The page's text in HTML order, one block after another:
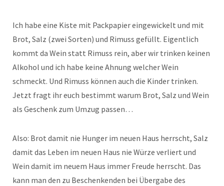
Ich habe eine Kiste mit Packpapier eingewickelt und mit
Brot, Salz (zwei Sorten) und Rimuss gefüllt. Eigentlich
kommt da Wein statt Rimuss rein, aber wir trinken keinen
Alkohol und ich habe keine Ahnung welcher Wein
schmeckt. Und Rimuss können auch die Kinder trinken.
Jetzt fragt ihr euch bestimmt warum Brot, Salz und Wein
als Geschenk zum Umzug passen…
Also: Brot damit nie Hunger im neuen Haus herrscht, Salz
damit das Leben im neuen Haus nie Würze verliert und
Wein damit im neuem Haus immer Freude herrscht. Das
kann man den zu Beschenkenden bei Übergabe des